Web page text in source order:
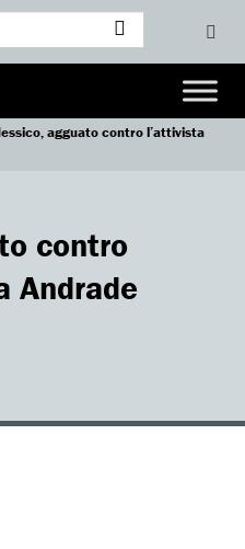
agguato contro l’attivista
contro
Andrade